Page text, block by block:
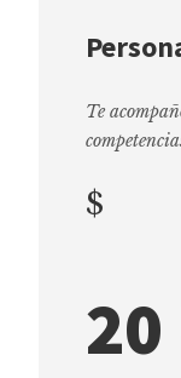
Te
$
20